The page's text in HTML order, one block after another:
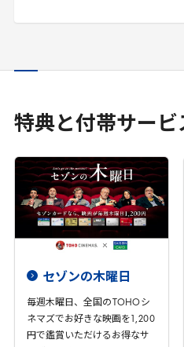
特典と付帯サービ
セゾンの木曜日
毎週木曜日、全国の TOHOシ
ネマズでお好きな映画を
,200
円で鑑賞いただけるお得なサ